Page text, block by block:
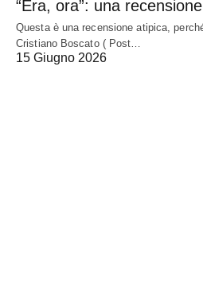
“Era, ora”: una recensione
Questa è una recensione atipica,
Cristiano Boscato ( Post…
15 Giugno 2026